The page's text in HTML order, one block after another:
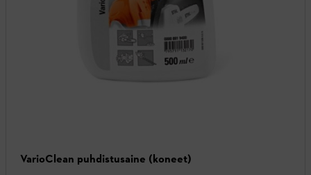
VarioClean puhdistusaine (koneet)